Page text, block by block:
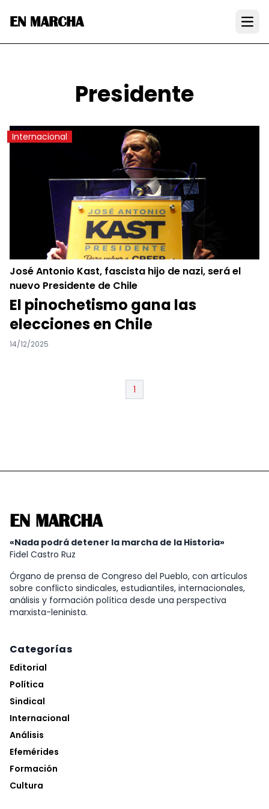
EN MARCHA
Presidente
Internacional
José Antonio Kast, fascista hijo de nazi, será el
nuevo Presidente de Chile
El pinochetismo gana las
elecciones en Chile
14/12/2025
1
EN MARCHA
«Nada podrá detener la marcha de la Historia»
Fidel Castro Ruz
Órgano de prensa de Congreso del Pueblo, con artículos
sobre conflicto sindicales, estudiantiles, internacionales,
análisis y formación política desde una perspectiva
marxista-leninista.
Categorías
Editorial
Política
Sindical
Internacional
Análisis
Efemérides
Formación
Cultura